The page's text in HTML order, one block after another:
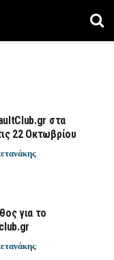
στα
22 Οκτωβρίου
για το